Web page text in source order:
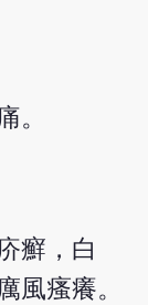
。
癬，白
風瘙癢。